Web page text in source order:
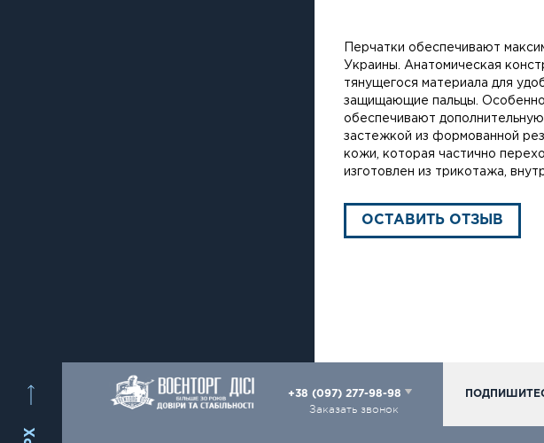
Перчатки обеспечивают
Украины. Анатомическая
тянущегося материала для
защищающие пальцы.
обеспечивают
застежкой из формованной
кожи, которая частично
изготовлен из трикотажа,
ОСТАВИТЬ ОТЗЫВ
+38 (097) 277-98-98
Заказать звонок